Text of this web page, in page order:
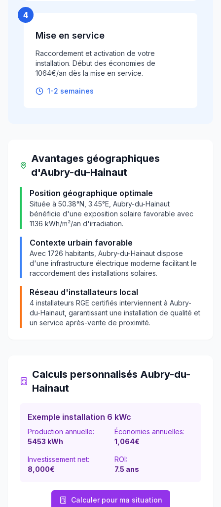
4
Mise en service
Raccordement et activation de votre
installation. Début des économies de
1064€/an dès la mise en service.
1-2 semaines
Avantages géographiques
d'Aubry-du-Hainaut
Position géographique optimale
Située à 50.38°N, 3.45°E, Aubry-du-Hainaut
bénéficie d'une exposition solaire favorable avec
1136 kWh/m²/an d'irradiation.
Contexte urbain favorable
Avec 1726 habitants, Aubry-du-Hainaut dispose
d'une infrastructure électrique moderne facilitant le
raccordement des installations solaires.
Réseau d'installateurs local
4 installateurs RGE certifiés interviennent à Aubry-
du-Hainaut , garantissant une installation de qualité et
un service après-vente de proximité.
Calculs personnalisés Aubry-du-
Hainaut
Exemple installation 6 kWc
Production annuelle:
5453 kWh
Économies annuelles:
1,064€
Investissement net:
8,000€
ROI:
7.5 ans
Calculer pour ma situation